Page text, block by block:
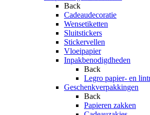
Back
Cadeaudecoratie
Wensetiketten
Sluitstickers
Stickervellen
Vloeipapier
Inpakbenodigdheden
Back
Legro papier- en
Geschenkverpakkingen
Back
Papieren zakken